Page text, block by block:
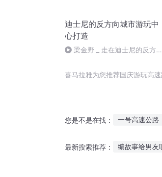
迪士尼的反方向城市游玩中
心打造
梁金野 _ 走在迪士尼的反方向
喜马拉雅为您推荐国庆游玩高
您是不是在找： 一号高速公路
最新搜索推荐： 编故事给男友